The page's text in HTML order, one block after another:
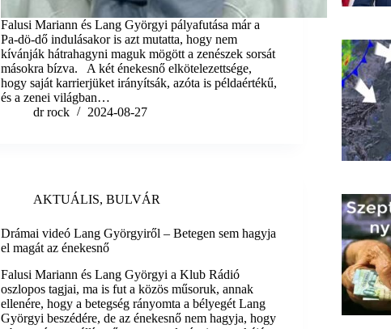
Falusi Mariann és Lang Györgyi pályafutása már a
Pa-dö-dő indulásakor is azt mutatta, hogy nem
kívánják hátrahagyni maguk mögött a zenészek sorsát
másokra bízva. A két énekesnő elkötelezettsége,
hogy saját karrierjüket irányítsák, azóta is példaértékű,
és a zenei világban…
dr rock
2024-08-27
AKTUÁLIS,BULVÁR
Drámai videó Lang Györgyiről – Betegen sem hagyja
el magát az énekesnő
Falusi Mariann és Lang Györgyi a Klub Rádió
oszlopos tagjai, ma is fut a közös műsoruk, annak
ellenére, hogy a betegség rányomta a bélyegét Lang
Györgyi beszédére, de az énekesnő nem hagyja, hogy